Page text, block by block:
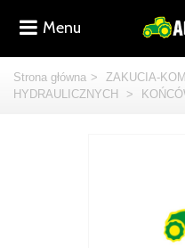
Menu
Strona główna >
ZAKUCIA-
HYDRAULICZNYCH
>